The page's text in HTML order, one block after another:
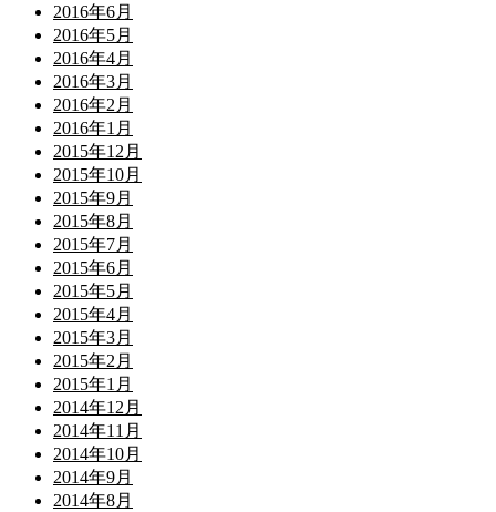
2016年6月
2016年5月
2016年4月
2016年3月
2016年2月
2016年1月
2015年12月
2015年10月
2015年9月
2015年8月
2015年7月
2015年6月
2015年5月
2015年4月
2015年3月
2015年2月
2015年1月
2014年12月
2014年11月
2014年10月
2014年9月
2014年8月